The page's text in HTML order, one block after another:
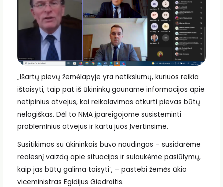
„Išartų pievų žemėlapyje yra netikslumų, kuriuos reikia
ištaisyti, taip pat iš ūkininkų gauname informacijos apie
netipinius atvejus, kai reikalavimas atkurti pievas būtų
nelogiškas. Dėl to NMA įpareigojome susisteminti
probleminius atvejus ir kartu juos įvertinsime.
Susitikimas su ūkininkais buvo naudingas – susidarėme
realesnį vaizdą apie situacijas ir sulaukėme pasiūlymų,
kaip jas būtų galima taisyti“, – pastebi žemės ūkio
viceministras Egidijus Giedraitis.